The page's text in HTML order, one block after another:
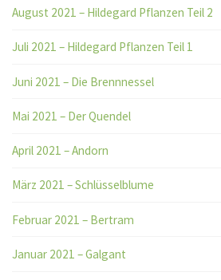
August 2021 – Hildegard Pflanzen Teil 2
Juli 2021 – Hildegard Pflanzen Teil 1
Juni 2021 – Die Brennnessel
Mai 2021 – Der Quendel
April 2021 – Andorn
März 2021 – Schlüsselblume
Februar 2021 – Bertram
Januar 2021 – Galgant